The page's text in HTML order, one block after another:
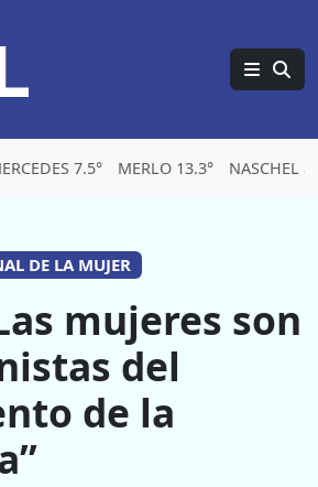
7.5° MERLO 13.3° NASCHEL
DE LA MUJER
mujeres son
del
de la